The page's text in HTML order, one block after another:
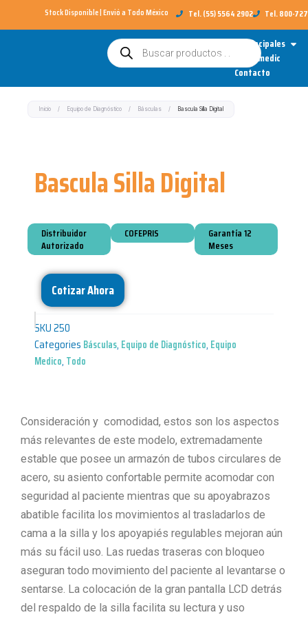
al
Stock Disponible | Envió a Todo México​ Tel. (55) 5564 2902 Tel. 800-
Búsqueda
de
productos
Categorías Principales
Sobre Redimedic
Contacto
Inicio / Equipo de Diagnóstico / Básculas / Bascula Silla Digital
Bascula Silla Digital
Distribuidor
Autorizado
COFEPRIS
Garantía 12
Meses
Cotizar Ahora
SKU250
Categories Básculas, Equipo de Diagnóstico, Equipo
Medico, Todo
Consideración y comodidad, estos son los aspectos
más relevantes de este modelo, extremadamente
estable que posee un armazón de tubos circulares de
acero, su asiento confortable permite acomodar con
seguridad al paciente mientras que su apoyabrazos
abatible facilita los movimientos al trasladarlos de
cama a la silla y los apoyapiés regulables mejoran aún
más su fácil uso. Las ruedas traseras con bloqueo
aseguran todo movimiento del paciente al levantarse o
sentarse. La colocación de la gran pantalla LCD detrás
del respaldo de la silla facilita su lectura y uso